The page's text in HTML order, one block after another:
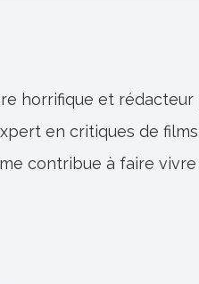
horrifique et rédacteur
en critiques de
contribue à faire